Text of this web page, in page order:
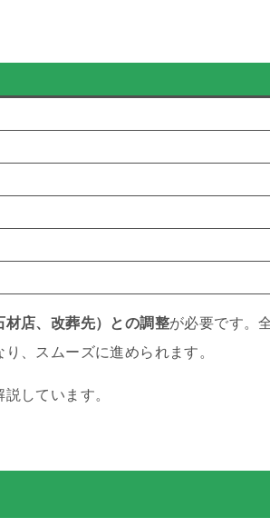
店、改葬先）との調整が必要です。
、スムーズに進められます。
しています。